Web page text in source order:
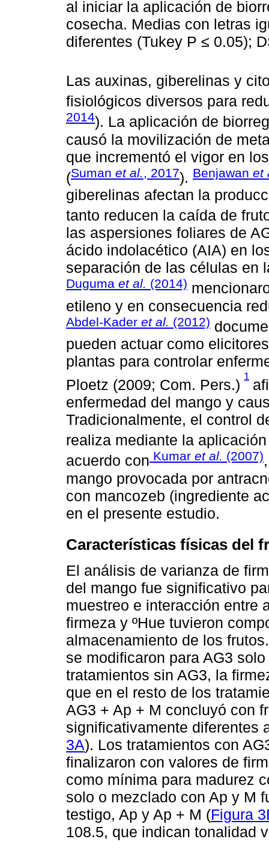
al iniciar la aplicación de
cosecha. Medias con letras
diferentes (Tukey P ≤ 0.05);
Las auxinas, giberelinas y
fisiológicos diversos para
2014). La aplicación de
causó la movilización de
que incrementó el vigor en
(Suman et al. , 2017). Benjawan et
giberelinas afectan la
tanto reducen la caída de
las aspersiones foliares de
ácido indolacético (AIA) en
separación de las células en
Duguma et al. (2014)
etileno y en consecuencia
Abdel-Kader et al. (2012)
pueden actuar como
plantas para controlar
Ploetz (2009; Com. Pers.)
1
enfermedad del mango y
Tradicionalmente, el control
realiza mediante la
acuerdo con Kumar et al. (2007)
mango provocada por
con mancozeb (ingrediente
en el presente estudio.
Características físicas del
El análisis de varianza de
del mango fue significativo
muestreo e interacción entre
firmeza y ºHue tuvieron
almacenamiento de los
se modificaron para AG3
tratamientos sin AG3, la
que en el resto de los
AG3 + Ap + M concluyó con
significativamente diferentes
3A). Los tratamientos con
finalizaron con valores de
como mínima para madurez
solo o mezclado con Ap y M
testigo, Ap y Ap + M (Figura
108.5, que indican tonalidad